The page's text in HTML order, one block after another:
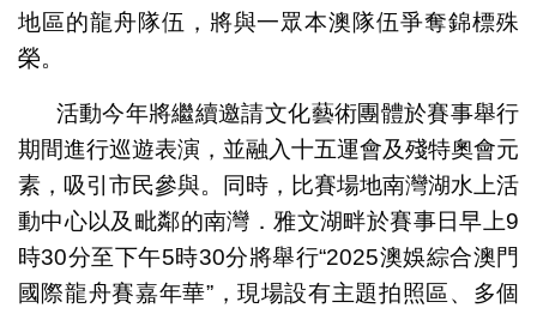
地區的龍舟隊伍，將與一眾本澳隊伍爭奪錦標殊
榮。
活動今年將繼續邀請文化藝術團體於賽事舉行
期間進行巡遊表演，並融入十五運會及殘特奧會元
素，吸引市民參與。同時，比賽場地南灣湖水上活
動中心以及毗鄰的南灣．雅文湖畔於賽事日早上9
時30分至下午5時30分將舉行“2025澳娛綜合澳門
國際龍舟賽嘉年華”，現場設有主題拍照區、多個